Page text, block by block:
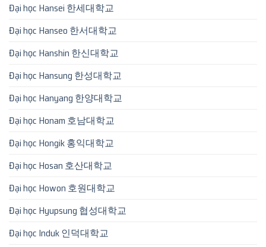
Đại học Hansei 한세대학교
Đại học Hanseo 한서대학교
Đại học Hanshin 한신대학교
Đại học Hansung 한성대학교
Đại học Hanyang 한양대학교
Đại học Honam 호남대학교
Đại học Hongik 홍익대학교
Đại học Hosan 호산대학교
Đại học Howon 호원대학교
Đại học Hyupsung 협성대학교
Đại học Induk 인덕대학교